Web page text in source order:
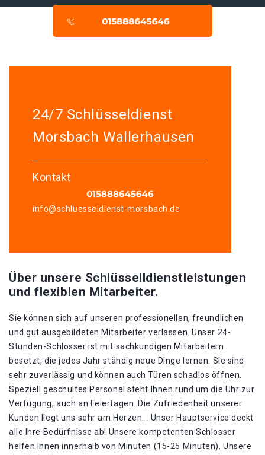
24/7 Schlüsseldienst
Morsbach Wallerhausen
Kontakt
info@schluesseldienst-morsbach.de
Über unsere Schlüsselldienstleistungen
und flexiblen Mitarbeiter.
Sie können sich auf unseren professionellen, freundlichen
und gut ausgebildeten Mitarbeiter verlassen. Unser 24-
Stunden-Schlosser ist mit sachkundigen Mitarbeitern
besetzt, die jedes Jahr ständig neue Dinge lernen. Sie sind
sehr zuverlässig und können auch Türen schadlos öffnen.
Speziell geschultes Personal steht Ihnen rund um die Uhr zur
Verfügung, auch an Feiertagen. Die Zufriedenheit unserer
Kunden liegt uns sehr am Herzen. . Unser Hauptservice deckt
alle Ihre Bedürfnisse ab! Unsere kompetenten Schlosser
helfen Ihnen innerhalb von Minuten (15-25 Minuten). Unsere